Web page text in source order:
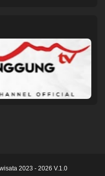
2023 - 2026 V.1.0